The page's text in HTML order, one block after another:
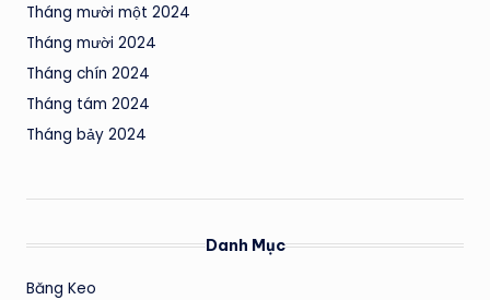
Tháng mười một 2024
Tháng mười 2024
Tháng chín 2024
Tháng tám 2024
Tháng bảy 2024
Danh Mục
Băng Keo